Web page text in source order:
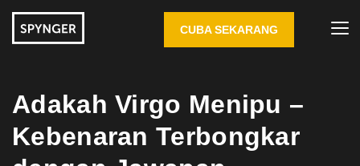
CUBA SEKARANG
Adakah Virgo Menipu –
Kebenaran Terbongkar